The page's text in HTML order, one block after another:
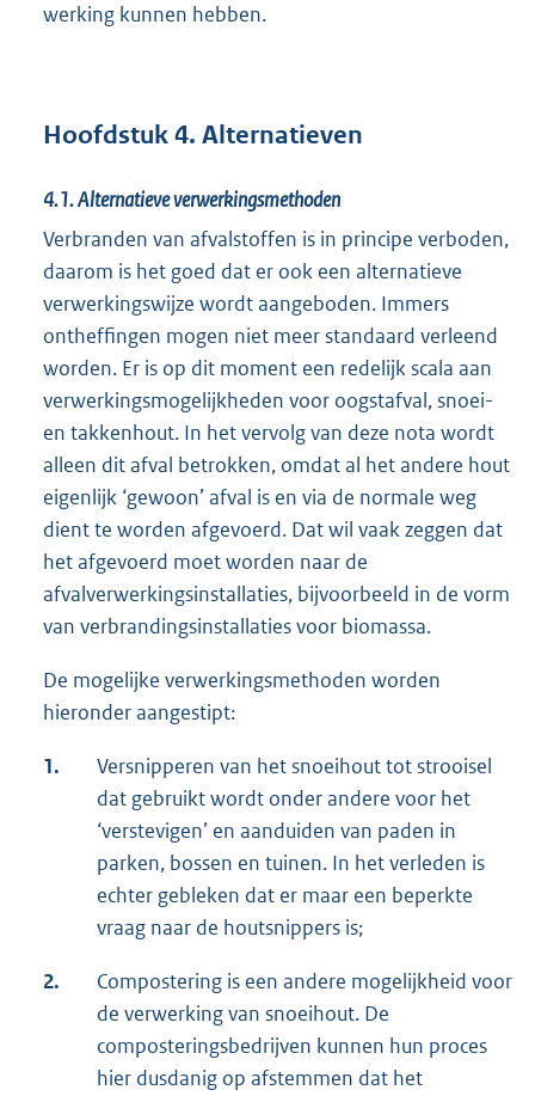
werking kunnen hebben.
Hoofdstuk 4. Alternatieven
4.1.Alternatieve verwerkingsmethoden
Verbranden van afvalstoffen is in principe verboden,
daarom is het goed dat er ook een alternatieve
verwerkingswijze wordt aangeboden. Immers
ontheffingen mogen niet meer standaard verleend
worden. Er is op dit moment een redelijk scala aan
verwerkingsmogelijkheden voor oogstafval, snoei-
en takkenhout. In het vervolg van deze nota wordt
alleen dit afval betrokken, omdat al het andere hout
eigenlijk ‘gewoon’ afval is en via de normale weg
dient te worden afgevoerd. Dat wil vaak zeggen dat
het afgevoerd moet worden naar de
afvalverwerkingsinstallaties, bijvoorbeeld in de vorm
van verbrandingsinstallaties voor biomassa.
De mogelijke verwerkingsmethoden worden
hieronder aangestipt:
1.
Versnipperen van het snoeihout tot strooisel
dat gebruikt wordt onder andere voor het
‘verstevigen’ en aanduiden van paden in
parken, bossen en tuinen. In het verleden is
echter gebleken dat er maar een beperkte
vraag naar de houtsnippers is;
2.
Compostering is een andere mogelijkheid voor
de verwerking van snoeihout. De
composteringsbedrijven kunnen hun proces
hier dusdanig op afstemmen dat het